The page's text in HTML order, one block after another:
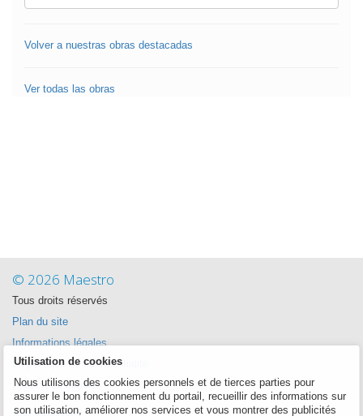
Volver a nuestras obras destacadas
Ver todas las obras
© 2026 Maestro
Tous droits réservés
Plan du site
Informations légales
La politique de confidentialité
Política de cookies
Utilisation de cookies
Nous utilisons des cookies personnels et de tierces parties pour
assurer le bon fonctionnement du portail, recueillir des informations sur
son utilisation, améliorer nos services et vous montrer des publicités